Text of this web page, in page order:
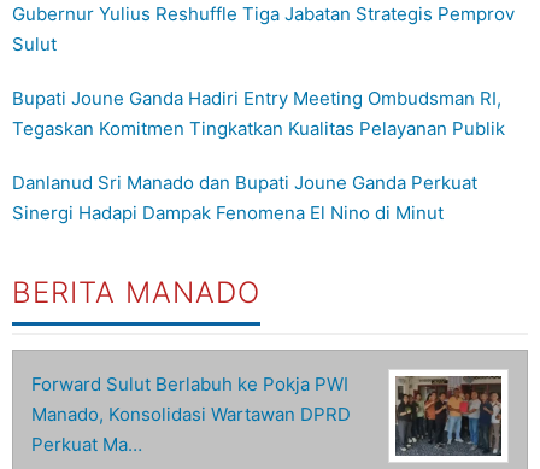
Gubernur Yulius Reshuffle Tiga Jabatan Strategis Pemprov
Sulut
Bupati Joune Ganda Hadiri Entry Meeting Ombudsman RI,
Tegaskan Komitmen Tingkatkan Kualitas Pelayanan Publik
Danlanud Sri Manado dan Bupati Joune Ganda Perkuat
Sinergi Hadapi Dampak Fenomena El Nino di Minut
BERITA MANADO
Forward Sulut Berlabuh ke Pokja PWI
Manado, Konsolidasi Wartawan DPRD
Perkuat Ma…